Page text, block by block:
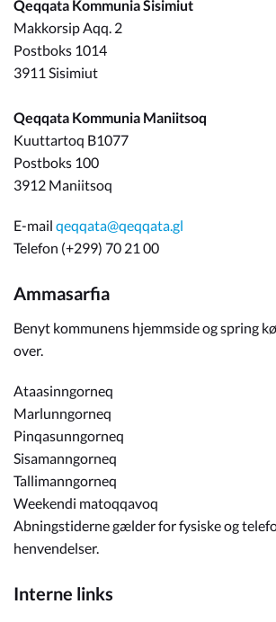
Qeqqata Kommunia Sisimiut
Makkorsip Aqq. 2
Postboks 1014
3911 Sisimiut
Qeqqata Kommunia Maniitsoq
Kuuttartoq B1077
Postboks 100
3912 Maniitsoq
E-mail qeqqata@qeqqata.gl
Telefon (+299) 70 21 00
Ammasarfia
Benyt kommunens hjemmside og spring
over.
Ataasinngorneq
Marlunngorneq
Pinqasunngorneq
Sisamanngorneq
Tallimanngorneq
Weekendi matoqqavoq
Abningstiderne gælder for fysiske og
henvendelser.
Interne links